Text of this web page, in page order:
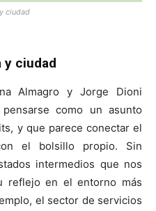
ciudad
y ciudad
Almagro y Jorge Dioni
como un asunto
y que parece conectar el
el bolsillo propio. Sin
intermedios que nos
reflejo en el entorno más
el sector de servicios